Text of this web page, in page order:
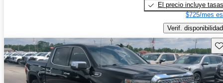
El precio incluye tasas
$725/mes
Verif. disponibilidad